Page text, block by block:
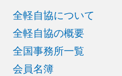
全軽自協について
全軽自協の概要
全国事務所一覧
会員名簿